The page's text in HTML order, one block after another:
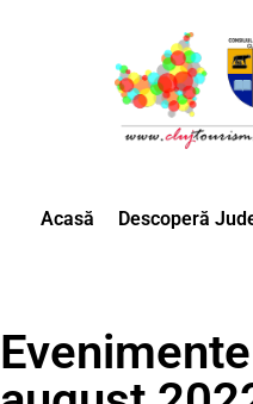
Acasă Descoperă